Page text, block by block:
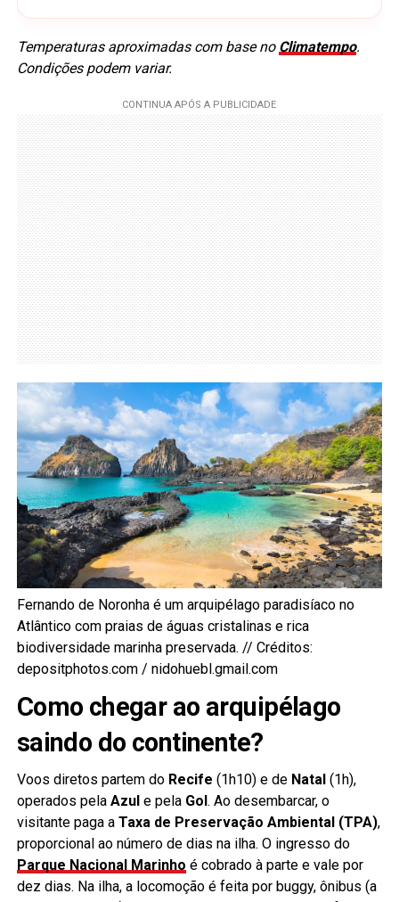
Temperaturas aproximadas com base no Climatempo.
Condições podem variar.
Fernando de Noronha é um arquipélago paradisíaco no
Atlântico com praias de águas cristalinas e rica
biodiversidade marinha preservada. // Créditos:
depositphotos.com / nidohuebl.gmail.com
Como chegar ao arquipélago
saindo do continente?
Voos diretos partem do Recife (1h10) e de Natal(1h),
operados pela Azule pela Gol. Ao desembarcar, o
visitante paga a Taxa de Preservação Ambiental (TPA),
proporcional ao número de dias na ilha. O ingresso do
Parque Nacional Marinho é cobrado à parte e vale por
dez dias. Na ilha, a locomoção é feita por buggy, ônibus (a